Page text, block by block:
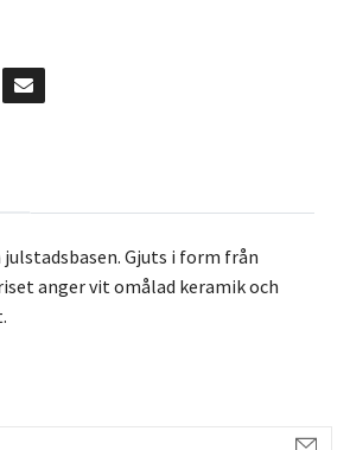
Gjuts i form från
anger vit omålad keramik och